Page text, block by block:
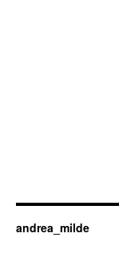
andrea_milde